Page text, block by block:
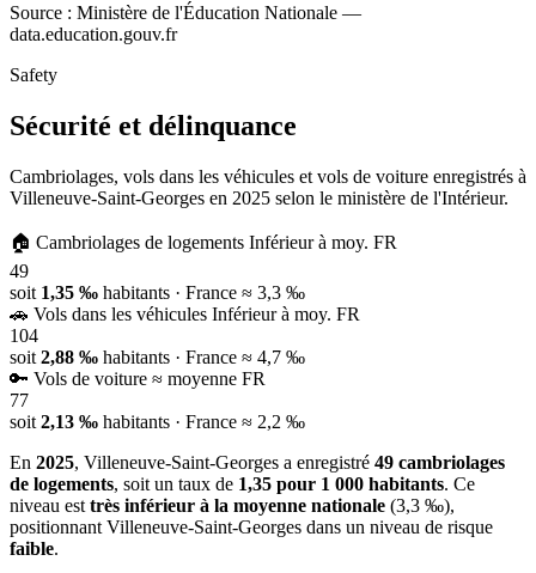
Source : Ministère de l'Éducation Nationale —
data.education.gouv.fr
Safety
Sécurité et délinquance
Cambriolages, vols dans les véhicules et vols de voiture enregistrés à
Villeneuve-Saint-Georges en 2025 selon le ministère de l'Intérieur.
🏠 Cambriolages de logements Inférieur à moy. FR
49
soit 1,35 ‰ habitants · France ≈ 3,3 ‰
🚗 Vols dans les véhicules Inférieur à moy. FR
104
soit 2,88 ‰ habitants · France ≈ 4,7 ‰
🔑 Vols de voiture ≈ moyenne FR
77
soit 2,13 ‰ habitants · France ≈ 2,2 ‰
En 2025, Villeneuve-Saint-Georges a enregistré 49 cambriolages
de logements, soit un taux de 1,35 pour 1 000 habitants. Ce
niveau est très inférieur à la moyenne nationale (3,3 ‰),
positionnant Villeneuve-Saint-Georges dans un niveau de risque
faible.